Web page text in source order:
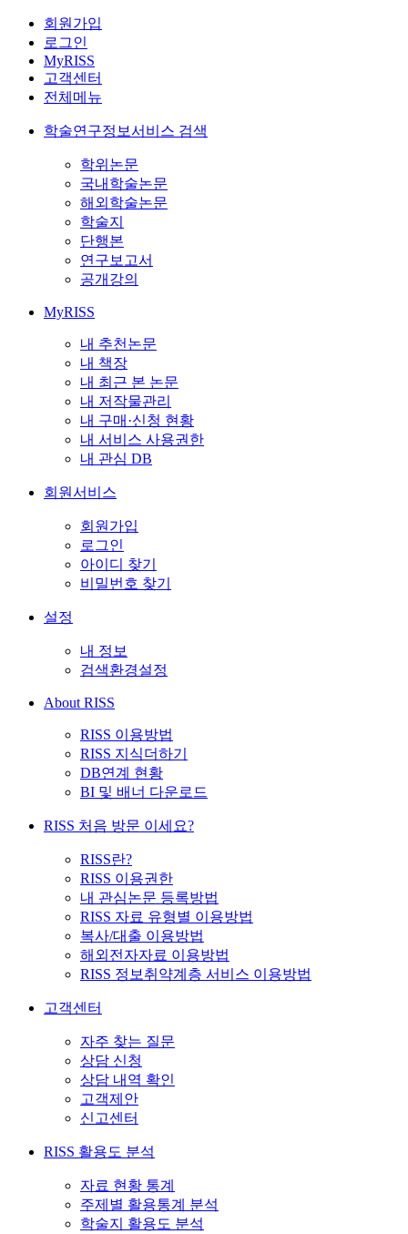
회원가입
로그인
MyRISS
고객센터
전체메뉴
학술연구정보서비스 검색
학위논문
국내학술논문
해외학술논문
학술지
단행본
연구보고서
공개강의
MyRISS
내 추천논문
내 책장
내 최근 본 논문
내 저작물관리
내 구매·신청 현황
내 서비스 사용권한
내 관심 DB
회원서비스
회원가입
로그인
아이디 찾기
비밀번호 찾기
설정
내 정보
검색환경설정
About RISS
RISS 이용방법
RISS 지식더하기
DB연계 현황
BI 및 배너 다운로드
RISS 처음 방문 이세요?
RISS란?
RISS 이용권한
내 관심논문 등록방법
RISS 자료 유형별 이용방법
복사/대출 이용방법
해외전자자료 이용방법
RISS 정보취약계층 서비스 이용방법
고객센터
자주 찾는 질문
상담 신청
상담 내역 확인
고객제안
신고센터
RISS 활용도 분석
자료 현황 통계
주제별 활용통계 분석
학술지 활용도 분석